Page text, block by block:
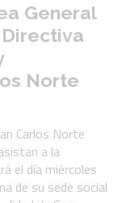
General
Norte
Carlos Norte
a la
el día miércoles
de su sede social